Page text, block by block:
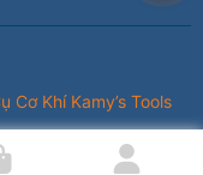
Cơ Khí Kamy’s Tools